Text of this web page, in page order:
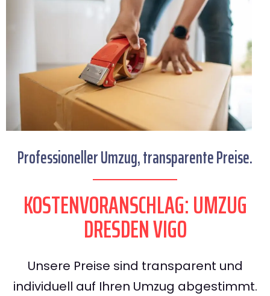
Professioneller Umzug, transparente Preise.
KOSTENVORANSCHLAG: UMZUG
DRESDEN VIGO
Unsere Preise sind transparent und
individuell auf Ihren Umzug abgestimmt.